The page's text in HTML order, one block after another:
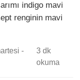
indigo mavi
renginin mavi
-
3 dk
okuma